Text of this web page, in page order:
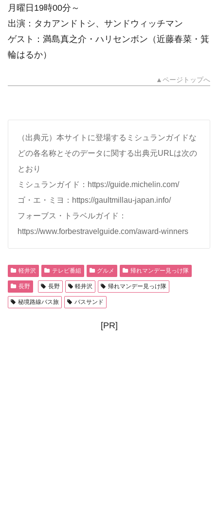
月曜日19時00分～
出演：タカアンドトシ、サンドウィッチマン
ゲスト：満島真之介・ハリセンボン（近藤春菜・箕
輪はるか）
▲ページトップへ
（出典元）本サイトに登場するミシュランガイドな
どの各名称とそのデータに関する出典元URLは次の
とおり
ミシュランガイド：https://guide.michelin.com/
ゴ・エ・ミヨ：https://gaultmillau-japan.info/
フォーブス・トラベルガイド：
https://www.forbestravelguide.com/award-winners
軽井沢 テレビ番組 グルメ 帰れマンデー見っけ隊
長野 長野 軽井沢 帰れマンデー見っけ隊
秘境路線バス旅 バスサンド
[PR]